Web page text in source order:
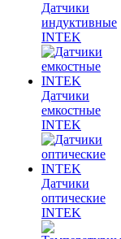
Датчики
индуктивные
INTEK
Датчики
емкостные
INTEK
Датчики
оптические
INTEK